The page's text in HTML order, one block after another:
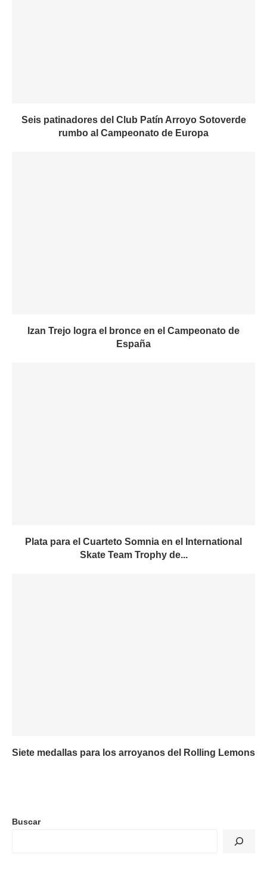
Seis patinadores del Club Patín Arroyo Sotoverde
rumbo al Campeonato de Europa
Izan Trejo logra el bronce en el Campeonato de
España
Plata para el Cuarteto Somnia en el International
Skate Team Trophy de...
Siete medallas para los arroyanos del Rolling Lemons
Buscar